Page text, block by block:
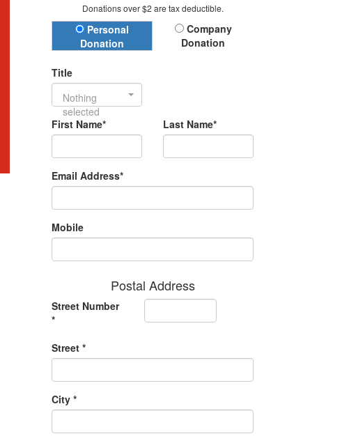
Donations over $2 are tax deductible.
Donation Type
Personal
Donation
Company
Donation
Title
Nothing
selected
First Name*
Last Name*
Email Address*
Mobile
Postal Address
Street Number
*
Street *
City *